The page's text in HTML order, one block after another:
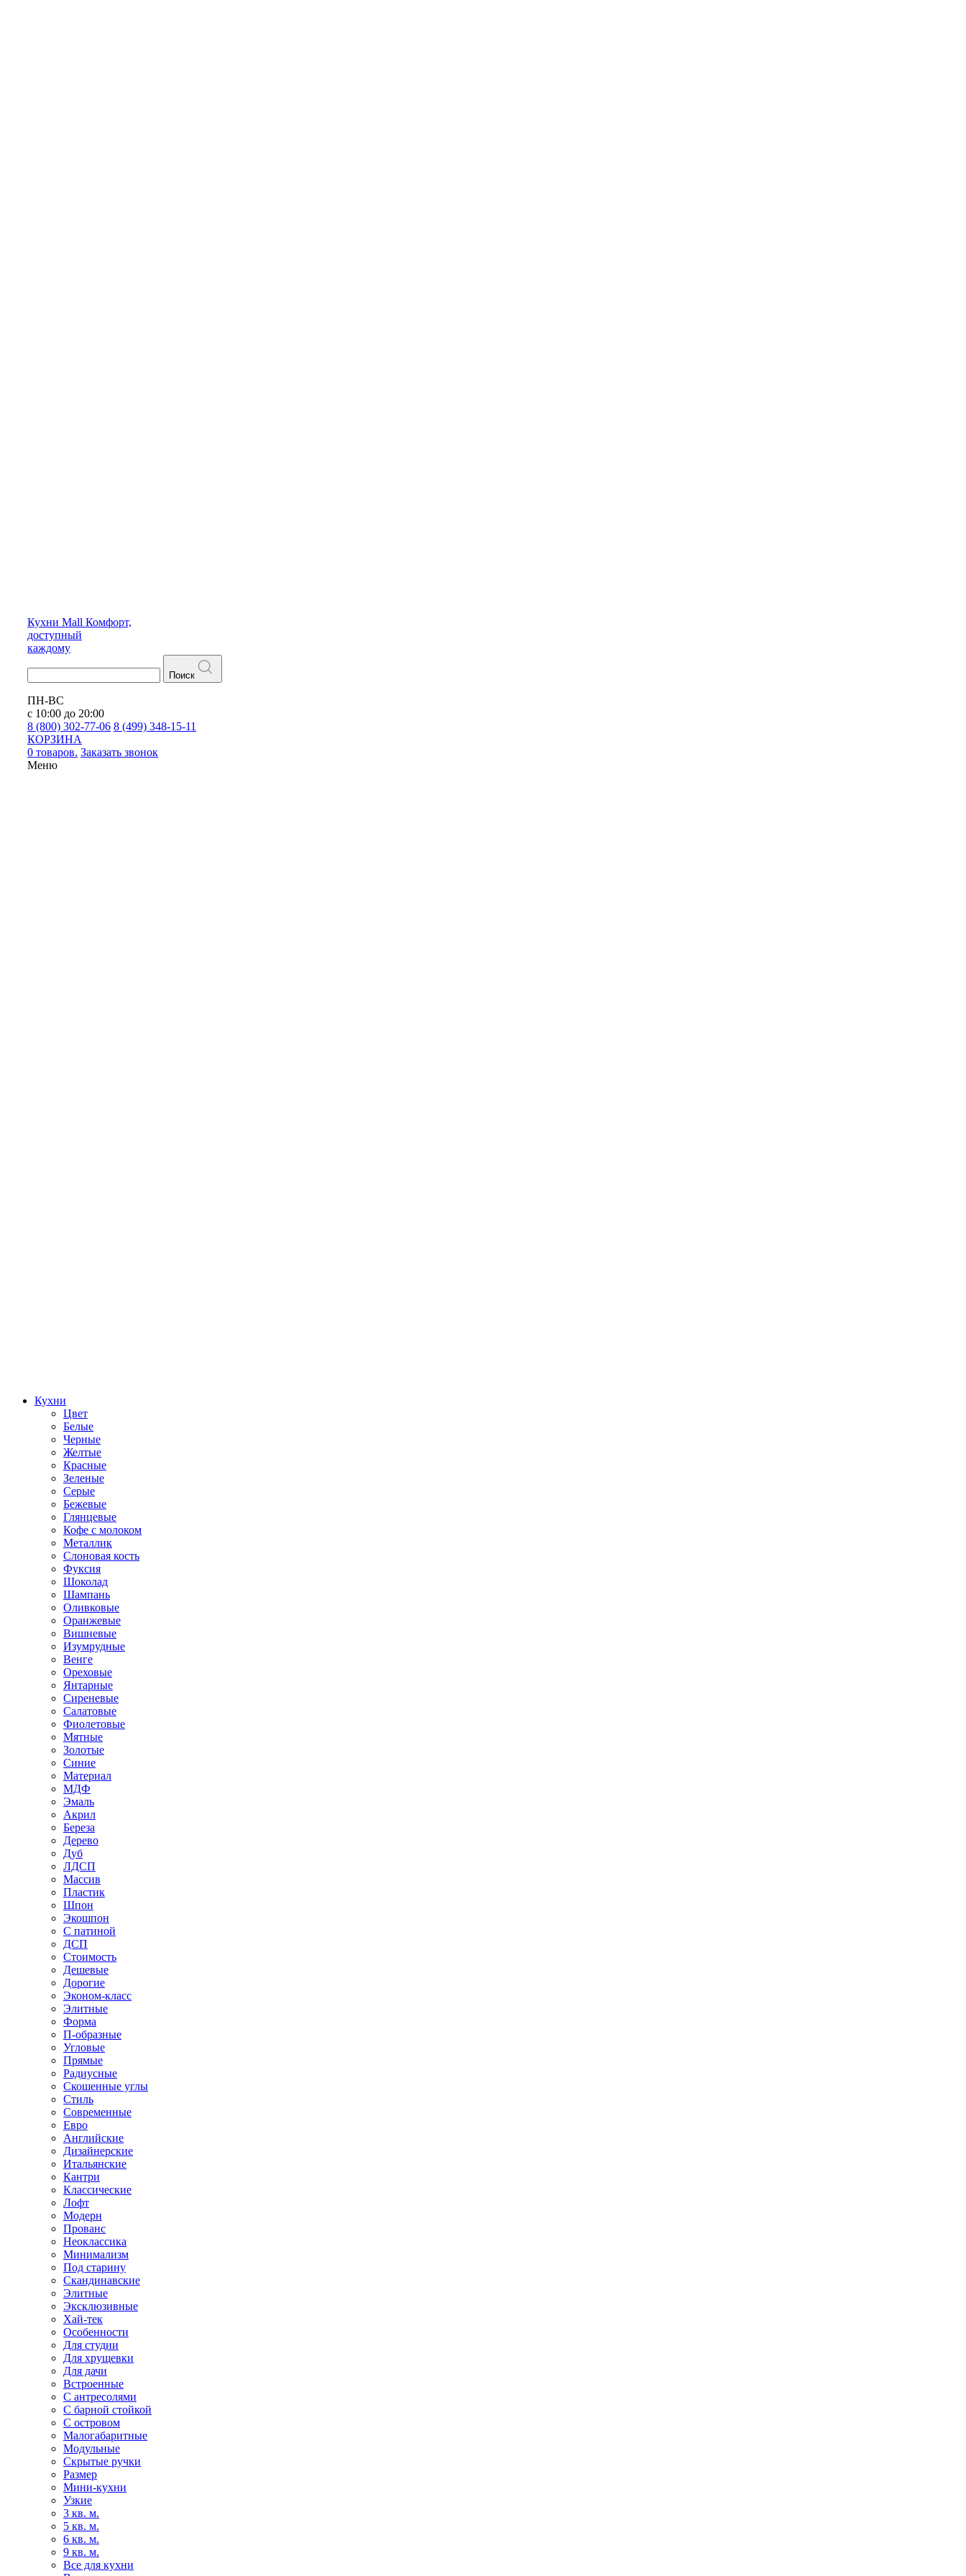
Кухни Mall Комфорт,
доступный
каждому
Поиск
ПН-ВС
с 10:00 до 20:00
8 (800) 302-77-06 8 (499) 348-15-11
КОРЗИНА
0 товаров. Заказать звонок
Меню
Кухни
Цвет
Белые
Черные
Желтые
Красные
Зеленые
Серые
Бежевые
Глянцевые
Кофе с молоком
Металлик
Слоновая кость
Фуксия
Шоколад
Шампань
Оливковые
Оранжевые
Вишневые
Изумрудные
Венге
Ореховые
Янтарные
Сиреневые
Салатовые
Фиолетовые
Мятные
Золотые
Синие
Материал
МДФ
Эмаль
Акрил
Береза
Дерево
Дуб
ЛДСП
Массив
Пластик
Шпон
Экошпон
С патиной
ДСП
Стоимость
Дешевые
Дорогие
Эконом-класс
Элитные
Форма
П-образные
Угловые
Прямые
Радиусные
Скошенные углы
Стиль
Современные
Евро
Английские
Дизайнерские
Итальянские
Кантри
Классические
Лофт
Модерн
Прованс
Неоклассика
Минимализм
Под старину
Скандинавские
Элитные
Эксклюзивные
Хай-тек
Особенности
Для студии
Для хрущевки
Для дачи
Встроенные
С антресолями
С барной стойкой
С островом
Малогабаритные
Модульные
Скрытые ручки
Размер
Мини-кухни
Узкие
3 кв. м.
5 кв. м.
6 кв. м.
9 кв. м.
Все для кухни